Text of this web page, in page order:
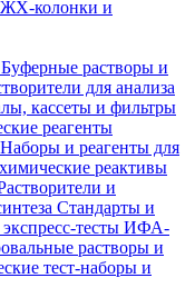
колонки и
Буферные растворы и
для анализа
кассеты и фильтры
реагенты
Наборы и реагенты для
реактивы
и
Стандарты и
тесты ИФА-
растворы и
тест-наборы и